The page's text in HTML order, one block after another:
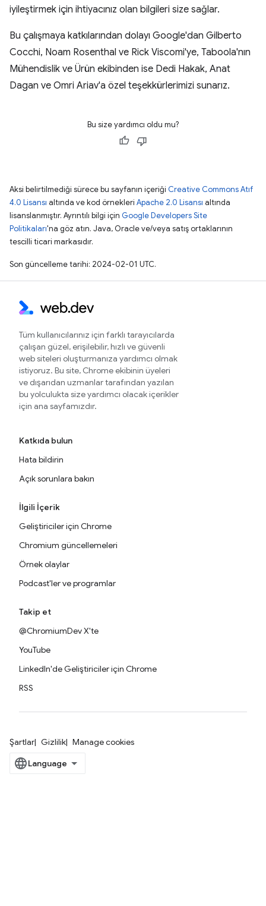
iyileştirmek için ihtiyacınız olan bilgileri size sağlar.
Bu çalışmaya katkılarından dolayı Google'dan Gilberto
Cocchi, Noam Rosenthal ve Rick Viscomi'ye, Taboola'nın
Mühendislik ve Ürün ekibinden ise Dedi Hakak, Anat
Dagan ve Omri Ariav'a özel teşekkürlerimizi sunarız.
Bu size yardımcı oldu mu?
Aksi belirtilmediği sürece bu sayfanın içeriği Creative Commons Atıf
4.0 Lisansı altında ve kod örnekleri Apache 2.0 Lisansı altında
lisanslanmıştır. Ayrıntılı bilgi için Google Developers Site
Politikaları'na göz atın. Java, Oracle ve/veya satış ortaklarının
tescilli ticari markasıdır.
Son güncelleme tarihi: 2024-02-01 UTC.
Tüm kullanıcılarınız için farklı tarayıcılarda
çalışan güzel, erişilebilir, hızlı ve güvenli
web siteleri oluşturmanıza yardımcı olmak
istiyoruz. Bu site, Chrome ekibinin üyeleri
ve dışarıdan uzmanlar tarafından yazılan
bu yolculukta size yardımcı olacak içerikler
için ana sayfamızdır.
Katkıda bulun
Hata bildirin
Açık sorunlara bakın
İlgili İçerik
Geliştiriciler için Chrome
Chromium güncellemeleri
Örnek olaylar
Podcast'ler ve programlar
Takip et
@ChromiumDev X'te
YouTube
LinkedIn'de Geliştiriciler için Chrome
RSS
Şartlar Gizlilik Manage cookies